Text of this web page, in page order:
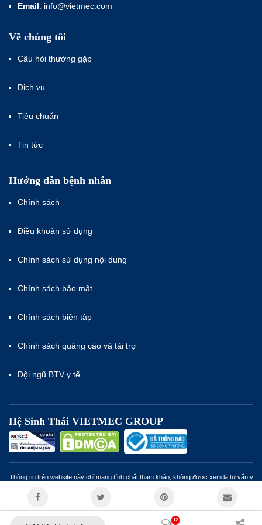
12
Email: info@vietmec.com
Về chúng tôi
Câu hỏi thường gặp
Dịch vụ
Tiêu chuẩn
Tin tức
Hướng dẫn bệnh nhân
Chính sách
Điều khoản sử dụng
Chính sách sử dụng nội dung
Chính sách bảo mật
Chính sách biên tập
Chính sách quảng cáo và tài trợ
Đội ngũ BTV y tế
Hệ Sinh Thái VIETMEC GROUP
Thông tin trên website này chỉ mang tính chất tham khảo; không được xem là tư vấn y
viên y tế. Miễn trừ trách nhiệm